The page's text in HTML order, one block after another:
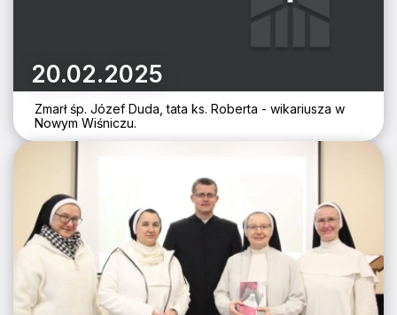
20.02.2025
Zmarł śp. Józef Duda, tata ks. Roberta - wikariusza w
Nowym Wiśniczu.